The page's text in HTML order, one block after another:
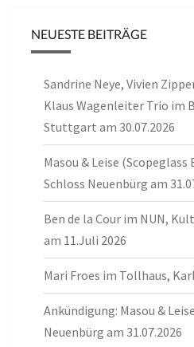
NEUESTE BEITRÄGE
Sandrine Neye, Vivien
Klaus Wagenleiter Trio im
Stuttgart am 30.07.2026
Masou & Leise
Schloss Neuenbürg am
Ben de la Cour im NUN,
am 11.Juli 2026
Mari Froes im Tollhaus,
Ankündigung: Masou &
Neuenbürg am 31.07.2026